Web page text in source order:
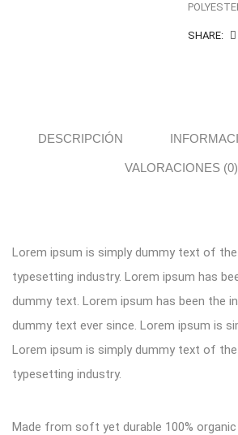
SHARE:
DESCRIPCIÓN
VALORACIONES (0)
Lorem ipsum is simply dummy text of
typesetting industry. Lorem ipsum has
dummy text. Lorem ipsum has been the
dummy text ever since. Lorem ipsum is
Lorem ipsum is simply dummy text of
typesetting industry.
Made from soft yet durable 100%